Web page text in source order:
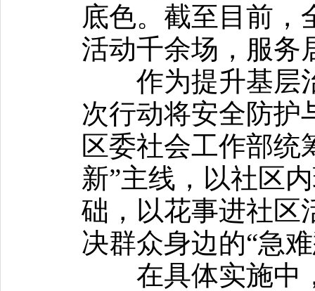
底色。截至目前，
活动千余场，服务
作为提升基层
次行动将安全防护
区委社会工作部统
新”主线，以社区
础，以花事进社区
决群众身边的“急
在具体实施中